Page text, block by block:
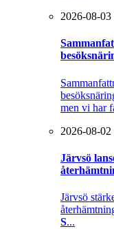
2026-08-03
men vi har
2026-08-02
Järvsö
Järvsö
S...